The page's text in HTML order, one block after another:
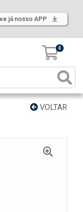
já nosso APP
0
VOLTAR